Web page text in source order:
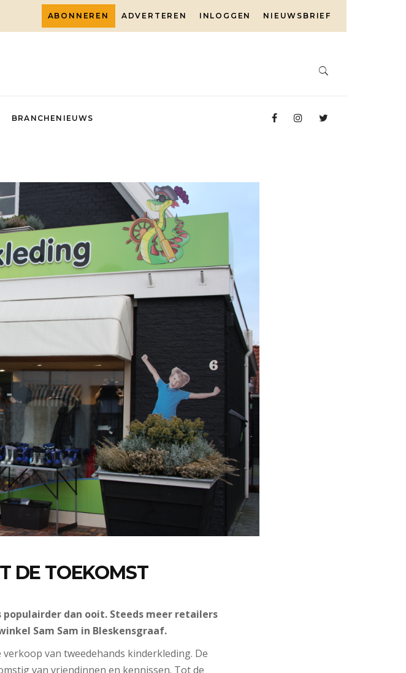
ABONNEREN ADVERTEREN INLOGGEN NIEUWSBRIEF
BRANCHENIEUWS
DE TOEKOMST
dan ooit. Steeds meer retailers
Sam Sam in Bleskensgraaf.
van tweedehands kinderkleding. De
van vriendinnen en kennissen. Tot de